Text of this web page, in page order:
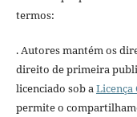
termos:
. Autores mantém os
direito de primeira
licenciado sob a
permite o